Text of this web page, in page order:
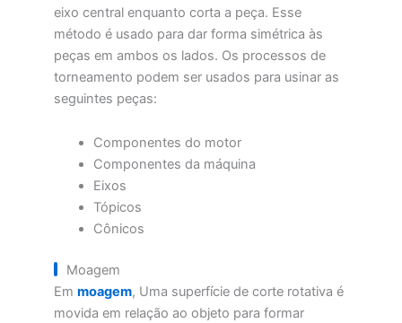
eixo central enquanto corta a peça. Esse
método é usado para dar forma simétrica às
peças em ambos os lados. Os processos de
torneamento podem ser usados para usinar as
seguintes peças:
Componentes do motor
Componentes da máquina
Eixos
Tópicos
Cônicos
Moagem
Em moagem, Uma superfície de corte rotativa é
movida em relação ao objeto para formar